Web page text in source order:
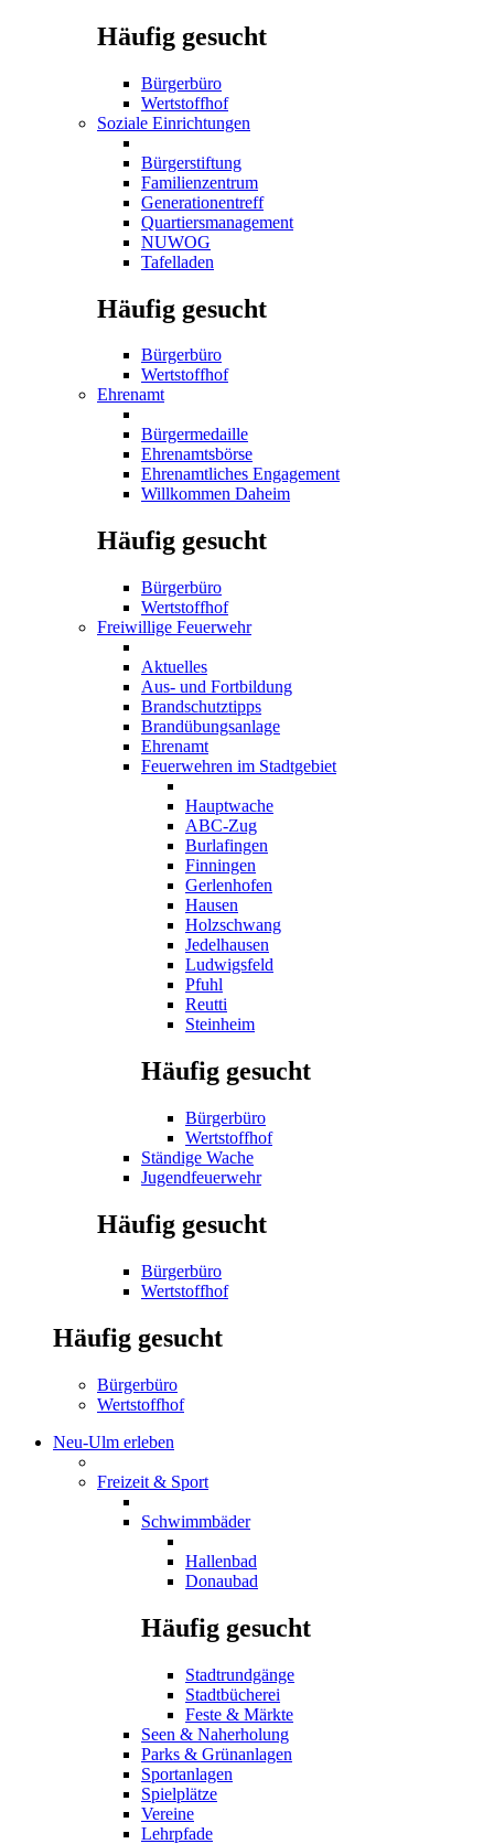
Häufig gesucht
Bürgerbüro
Wertstoffhof
Soziale Einrichtungen
Bürgerstiftung
Familienzentrum
Generationentreff
Quartiersmanagement
NUWOG
Tafelladen
Häufig gesucht
Bürgerbüro
Wertstoffhof
Ehrenamt
Bürgermedaille
Ehrenamtsbörse
Ehrenamtliches Engagement
Willkommen Daheim
Häufig gesucht
Bürgerbüro
Wertstoffhof
Freiwillige Feuerwehr
Aktuelles
Aus- und Fortbildung
Brandschutztipps
Brandübungsanlage
Ehrenamt
Feuerwehren im Stadtgebiet
Hauptwache
ABC-Zug
Burlafingen
Finningen
Gerlenhofen
Hausen
Holzschwang
Jedelhausen
Ludwigsfeld
Pfuhl
Reutti
Steinheim
Häufig gesucht
Bürgerbüro
Wertstoffhof
Ständige Wache
Jugendfeuerwehr
Häufig gesucht
Bürgerbüro
Wertstoffhof
Häufig gesucht
Bürgerbüro
Wertstoffhof
Neu-Ulm erleben
Freizeit & Sport
Schwimmbäder
Hallenbad
Donaubad
Häufig gesucht
Stadtrundgänge
Stadtbücherei
Feste & Märkte
Seen & Naherholung
Parks & Grünanlagen
Sportanlagen
Spielplätze
Vereine
Lehrpfade